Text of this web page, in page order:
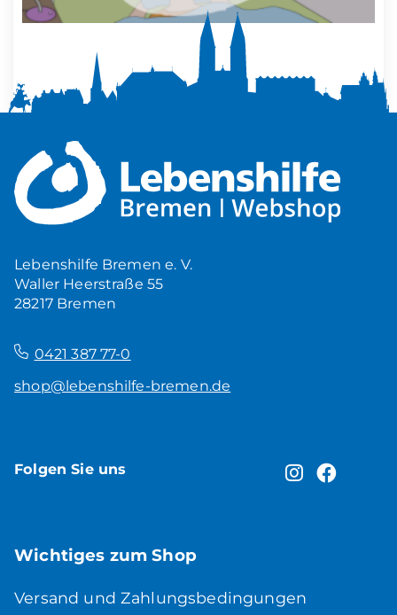
Mehr Ruhe zuhause
5,00€
Lebenshilfe Bremen e. V.
Waller Heerstraße 55
28217 Bremen
0421 387 77-0
shop@lebenshilfe-bremen.de
Folgen Sie uns
Wichtiges zum Shop
Versand und Zahlungsbedingungen